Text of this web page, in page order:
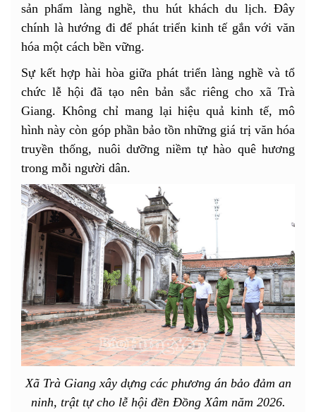
sản phẩm làng nghề, thu hút khách du lịch. Đây
chính là hướng đi để phát triển kinh tế gắn với văn
hóa một cách bền vững.
Sự kết hợp hài hòa giữa phát triển làng nghề và tổ
chức lễ hội đã tạo nên bản sắc riêng cho xã Trà
Giang. Không chỉ mang lại hiệu quả kinh tế, mô
hình này còn góp phần bảo tồn những giá trị văn hóa
truyền thống, nuôi dưỡng niềm tự hào quê hương
trong mỗi người dân.
Xã Trà Giang xây dựng các phương án bảo đảm an
ninh, trật tự cho lễ hội đền Đồng Xâm năm 2026.